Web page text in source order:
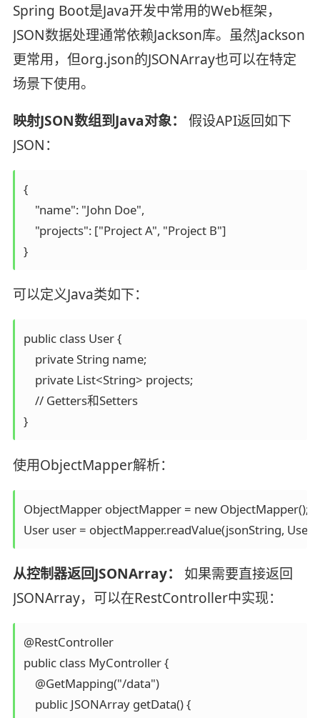
Spring Boot是Java开发中常用的Web框架，
JSON数据处理通常依赖Jackson库。虽然Jackson
更常用，但org.json的JSONArray也可以在特定
场景下使用。
映射JSON数组到Java对象：
假设API返回如下
JSON：
{
    "name": "John Doe",
    "projects": ["Project A", "Project B"]
}
可以定义Java类如下：
public class User {
    private String name;
    private List<String> projects;
    // Getters和Setters
}
使用ObjectMapper解析：
ObjectMapper objectMapper = new ObjectMapper();
User user = objectMapper.readValue(jsonString,
从控制器返回JSONArray：
如果需要直接返回
JSONArray，可以在RestController中实现：
@RestController
public class MyController {
    @GetMapping("/data")
    public JSONArray getData() {